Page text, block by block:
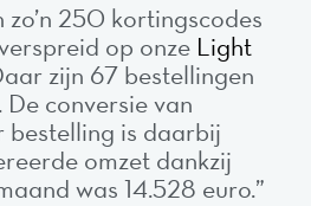
zo’n 250 kortingscodes
op onze Light
zijn 67 bestellingen
conversie van
bestelling is daarbij
omzet dankzij
was 14.528 euro.”